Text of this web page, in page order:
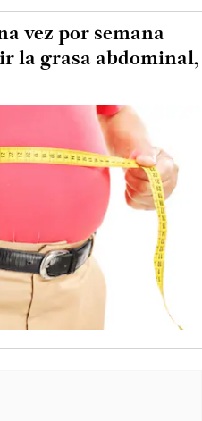
vez por semana
la grasa abdominal,